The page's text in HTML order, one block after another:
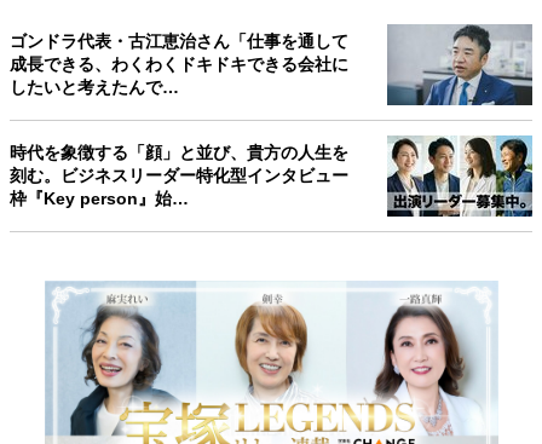
ゴンドラ代表・古江恵治さん「仕事を通して
成長できる、わくわくドキドキできる会社に
したいと考えたんで…
時代を象徴する「顔」と並び、貴方の人生を
刻む。ビジネスリーダー特化型インタビュー
枠『Key person』始…